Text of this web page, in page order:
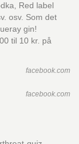
Red label
osv. Som det
gin!
til 10 kr. på
facebook.com
facebook.com